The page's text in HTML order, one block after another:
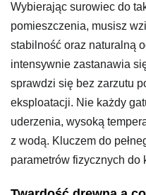
Wybierając surowiec do
pomieszczenia, musisz
stabilność oraz naturalną
intensywnie zastanawia
sprawdzi się bez zarzutu
eksploatacji. Nie każdy
uderzenia, wysoką
z wodą. Kluczem do
parametrów fizycznych do